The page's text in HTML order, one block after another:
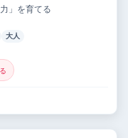
」を育てる
大人